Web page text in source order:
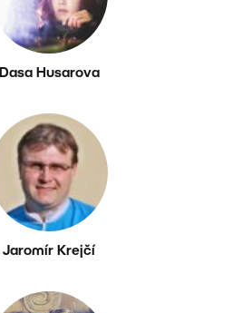
Dasa Husarova
Jaromír Krejčí